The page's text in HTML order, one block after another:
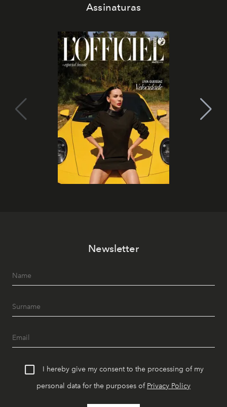
Assinaturas
Newsletter
I hereby give my consent to the processing of my
personal data for the purposes of Privacy Policy